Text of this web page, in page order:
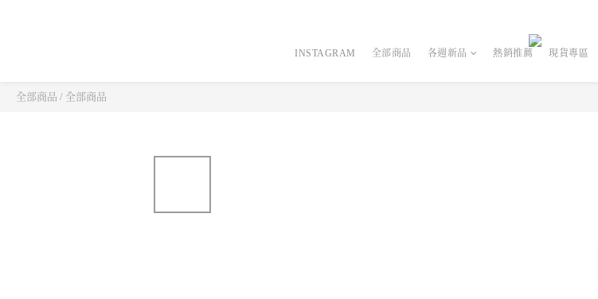
INSTAGRAM 全部商品 各週新品 熱銷推薦 現貨專區
全部商品 / 全部商品